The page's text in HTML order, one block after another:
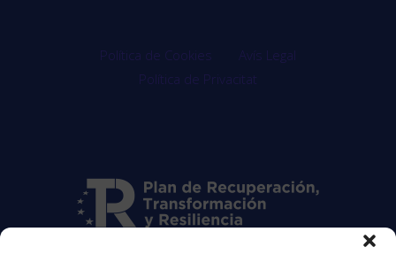
Política de Cookies
Avís Legal
Política de Privacitat